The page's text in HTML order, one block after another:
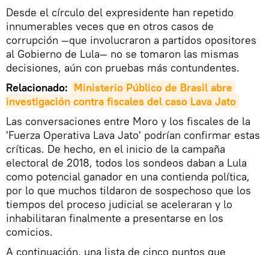
Desde el círculo del expresidente han repetido
innumerables veces que en otros casos de
corrupción —que involucraron a partidos opositores
al Gobierno de Lula— no se tomaron las mismas
decisiones, aún con pruebas más contundentes.
Relacionado: Ministerio Público de Brasil abre
investigación contra fiscales del caso Lava Jato
Las conversaciones entre Moro y los fiscales de la
'Fuerza Operativa Lava Jato' podrían confirmar estas
críticas. De hecho, en el inicio de la campaña
electoral de 2018, todos los sondeos daban a Lula
como potencial ganador en una contienda política,
por lo que muchos tildaron de sospechoso que los
tiempos del proceso judicial se aceleraran y lo
inhabilitaran finalmente a presentarse en los
comicios.
A continuación, una lista de cinco puntos que